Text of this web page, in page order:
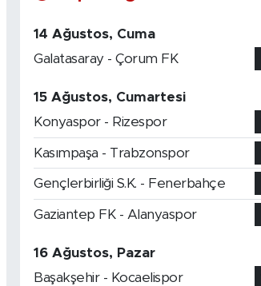
14 Ağustos, Cuma
Galatasaray - Çorum FK
15 Ağustos, Cumartesi
Konyaspor - Rizespor
Kasımpaşa - Trabzonspor
Gençlerbirliği S.K. - Fenerbahçe
Gaziantep FK - Alanyaspor
16 Ağustos, Pazar
Başakşehir - Kocaelispor